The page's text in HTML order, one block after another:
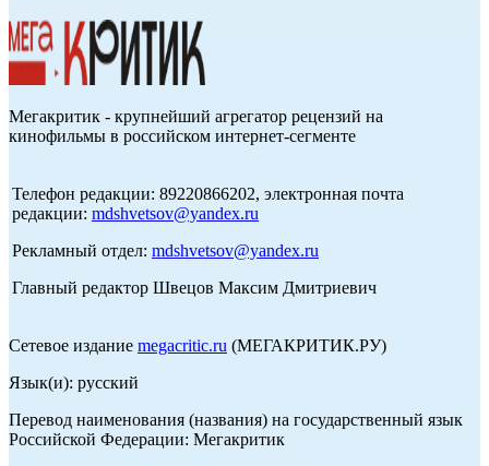
Мегакритик - крупнейший агрегатор рецензий на
кинофильмы в российском интернет-сегменте
Телефон редакции: 89220866202, электронная почта
редакции: mdshvetsov@yandex.ru
Рекламный отдел: mdshvetsov@yandex.ru
Главный редактор Швецов Максим Дмитриевич
Сетевое издание megacritic.ru (МЕГАКРИТИК.РУ)
Язык(и): русский
Перевод наименования (названия) на государственный язык
Российской Федерации: Мегакритик